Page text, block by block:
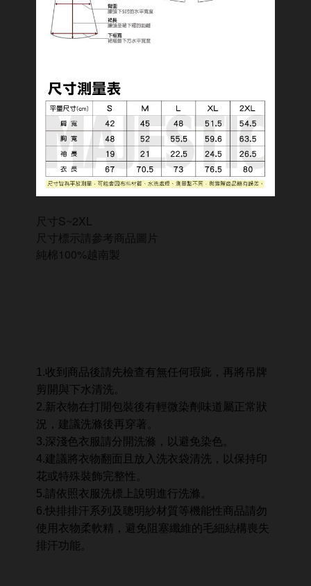
尺寸S~2XL
尺寸標示請參考商品圖片
純棉100%越南製
1.收到商品後請先檢查有無任何瑕疵，再將吊牌
剪開與下水清洗。
2.新衣物在打開包裝後有輕微染劑味道屬正常狀
況，建議洗滌後再穿著。
3.深淺色衣服請分開洗滌，以避免染色。
4.建議將衣物翻面且放入洗衣袋清洗，以保持印
花或特殊裝飾完整性。
5.請依照衣服洗標上說明進行洗滌。
6.快排排汗系列及聰明紗材質等機能性商品請勿
使用衣物柔軟精，避免阻塞纖維的毛細結構喪失
排汗功能。